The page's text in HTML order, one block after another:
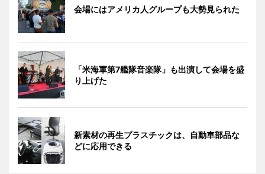
会場にはアメリカ人グループも大勢見られた
「米海軍第7艦隊音楽隊」も出演して会場を盛
り上げた
新素材の再生プラスチックは、自動車部品な
どに応用できる